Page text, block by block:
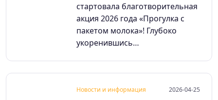
стартовала благотворительная
акция 2026 года «Прогулка с
пакетом молока»! Глубоко
укоренившись…
Новости и информация 2026-04-25